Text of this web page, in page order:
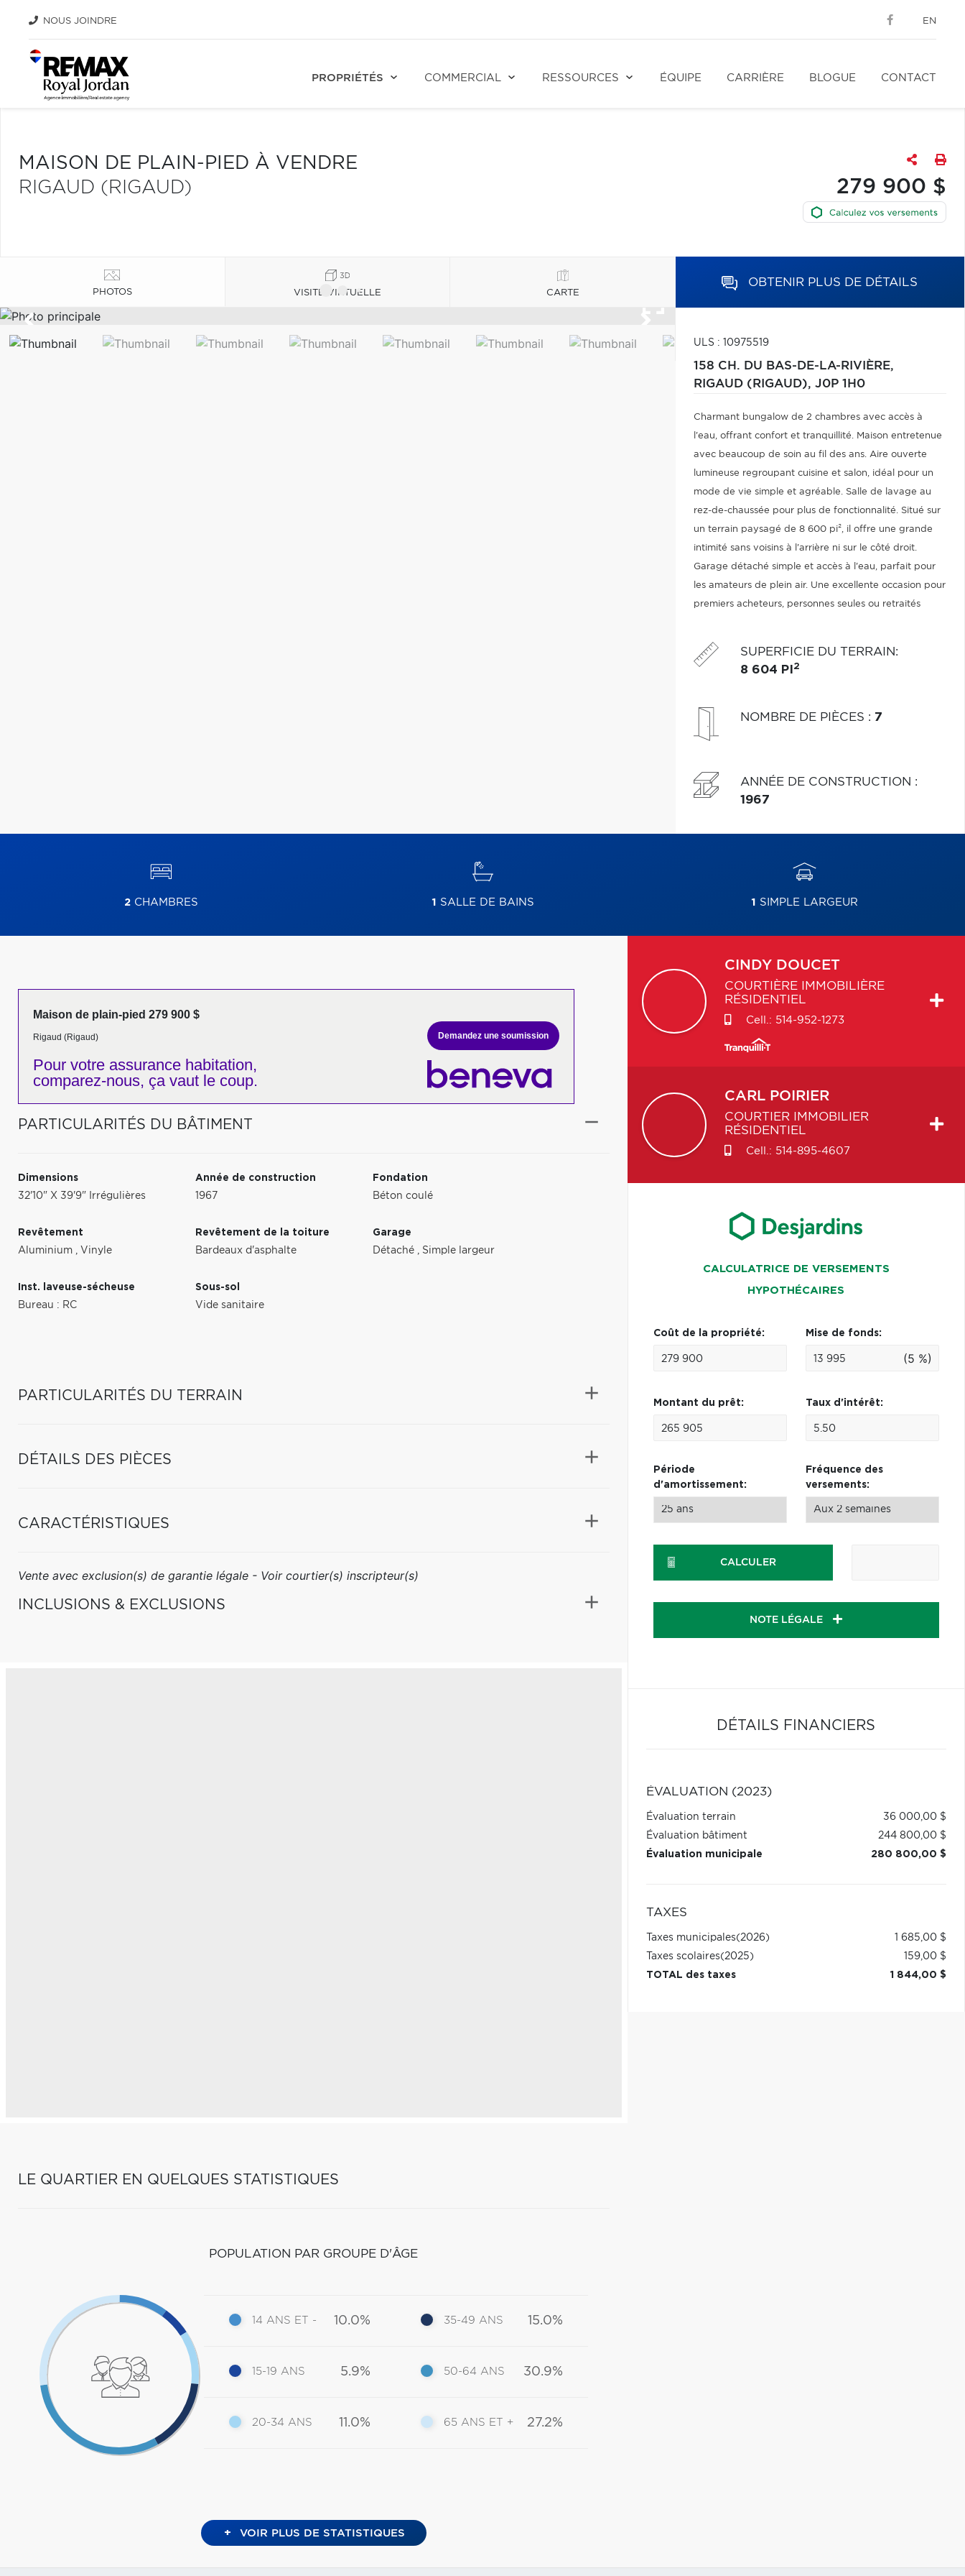
NOUS JOINDRE EN
PROPRIÉTÉS COMMERCIAL RESSOURCES ÉQUIPE CARRIÈRE BLOGUE CONTACT
MAISON DE PLAIN-PIED À VENDRE
RIGAUD (RIGAUD)
279 900 $
PHOTOS VISITE VIRTUELLE CARTE
OBTENIR PLUS DE DÉTAILS
ULS : 10975519
158 CH. DU BAS-DE-LA-RIVIÈRE,
RIGAUD (RIGAUD), J0P 1H0
Charmant bungalow de 2 chambres avec accès à
l'eau, offrant confort et tranquillité. Maison entretenue
avec beaucoup de soin au fil des ans. Aire ouverte
lumineuse regroupant cuisine et salon, idéal pour un
mode de vie simple et agréable. Salle de lavage au
rez-de-chaussée pour plus de fonctionnalité. Situé sur
un terrain paysagé de 8 600 pi², il offre une grande
intimité sans voisins à l'arrière ni sur le côté droit.
Garage détaché simple et accès à l'eau, parfait pour
les amateurs de plein air. Une excellente occasion pour
premiers acheteurs, personnes seules ou retraités
SUPERFICIE DU TERRAIN:
8 604 PI 2
NOMBRE DE PIÈCES : 7
ANNÉE DE CONSTRUCTION :
1967
2CHAMBRES 1 SALLE DE BAINS 1 SIMPLE LARGEUR
Maison de plain-pied 279 900 $
Rigaud (Rigaud)
Pour votre assurance habitation,
comparez-nous, ça vaut le coup.
Demandez une soumission
PARTICULARITÉS DU BÂTIMENT
Dimensions
32'10" X 39'9" Irrégulières
Année de construction
1967
Fondation
Béton coulé
Revêtement
Aluminium , Vinyle
Revêtement de la toiture
Bardeaux d'asphalte
Garage
Détaché , Simple largeur
Inst. laveuse-sécheuse
Bureau : RC
Sous-sol
Vide sanitaire
PARTICULARITÉS DU TERRAIN
DÉTAILS DES PIÈCES
CARACTÉRISTIQUES
Vente avec exclusion(s) de garantie légale - Voir courtier(s) inscripteur(s)
INCLUSIONS & EXCLUSIONS
LE QUARTIER EN QUELQUES STATISTIQUES
POPULATION PAR GROUPE D'ÂGE
14 ANS ET - 10.0%
15-19 ANS 5.9%
20-34 ANS 11.0%
35-49 ANS 15.0%
50-64 ANS 30.9%
65 ANS ET + 27.2%
+ VOIR PLUS DE STATISTIQUES
CINDY DOUCET
COURTIÈRE IMMOBILIÈRE
RÉSIDENTIEL
Cell.: 514-952-1273
CARL POIRIER
COURTIER IMMOBILIER
RÉSIDENTIEL
Cell.: 514-895-4607
CALCULATRICE DE VERSEMENTS
HYPOTHÉCAIRES
Coût de la propriété: Mise de fonds:
(5 %)
Montant du prêt: Taux d'intérêt:
Période
d'amortissement:
Fréquence des
versements:
CALCULER
NOTE LÉGALE
DÉTAILS FINANCIERS
ÉVALUATION (2023)
Évaluation terrain
36 000,00 $
Évaluation bâtiment
244 800,00 $
Évaluation municipale
280 800,00 $
TAXES
Taxes municipales(2026)
1 685,00 $
Taxes scolaires(2025)
159,00 $
TOTAL des taxes
1 844,00 $